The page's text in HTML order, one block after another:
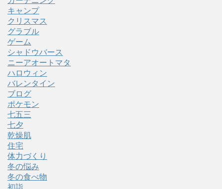
キャンプ
クリスマス
グラブル
ゲーム
シャドウバース
ニーアオートマタ
ハロウィン
バレンタイン
ブログ
ポケモン
七五三
七夕
乾燥肌
住宅
体力づくり
冬の悩み
冬の食べ物